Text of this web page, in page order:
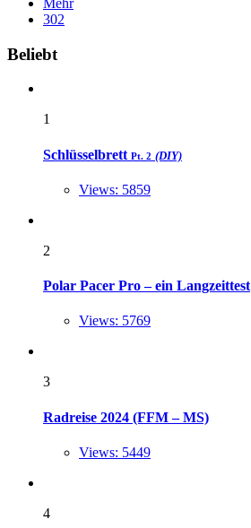
302
Widgets
Beliebt
1
Schlüsselbrett Pt. 2 (DIY)
Views: 5859
2
Polar Pacer Pro – ein Langzeittest
Views: 5769
3
Radreise 2024 (FFM – MS)
Views: 5449
4